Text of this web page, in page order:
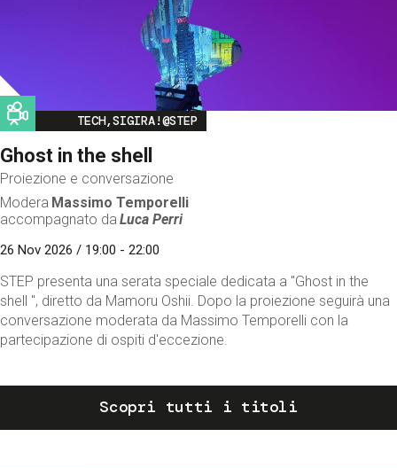
Image
TECH,SIGIRA!@STEP
Ghost in the shell
Proiezione e conversazione
Modera Massimo Temporelli
accompagnato da Luca Perri
26 Nov 2026 / 19:00 - 22:00
STEP presenta una serata speciale dedicata a "Ghost in the
shell ", diretto da Mamoru Oshii. Dopo la proiezione seguirà una
conversazione moderata da Massimo Temporelli con la
partecipazione di ospiti d'eccezione.
Scopri tutti i titoli